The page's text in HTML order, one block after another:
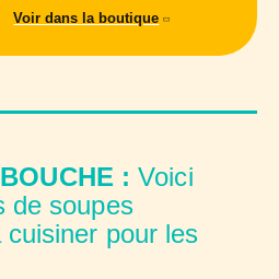
Voir dans la boutique
: Voici
de soupes
pour les